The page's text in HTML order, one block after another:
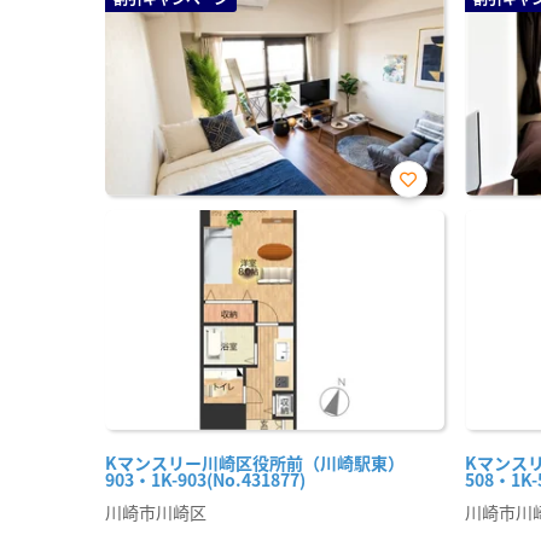
Kマンスリー川崎区役所前（川崎駅東）
903・1K-903(No.431877)
お気
川崎市川崎区
Kマンス
508・
川崎市川